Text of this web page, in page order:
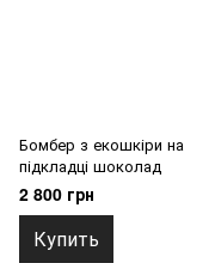
Бомбер з екошкіри на
підкладці шоколад
2 800 грн
Купить